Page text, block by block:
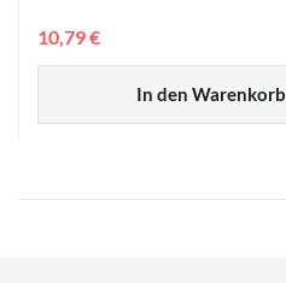
In den Warenkorb
10,79 €